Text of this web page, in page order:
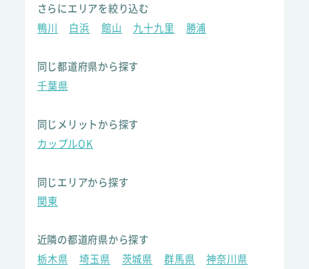
さらにエリアを絞り込む
鴨川
白浜 館山 九十九里 勝浦
同じ都道府県から探す
千葉県
同じメリットから探す
カップルOK
同じエリアから探す
関東
近隣の都道府県から探す
栃木県
埼玉県 茨城県 群馬県
神奈川県